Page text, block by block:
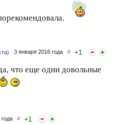
3 января 2016 года # +1
что еще одни довольные
года # +1